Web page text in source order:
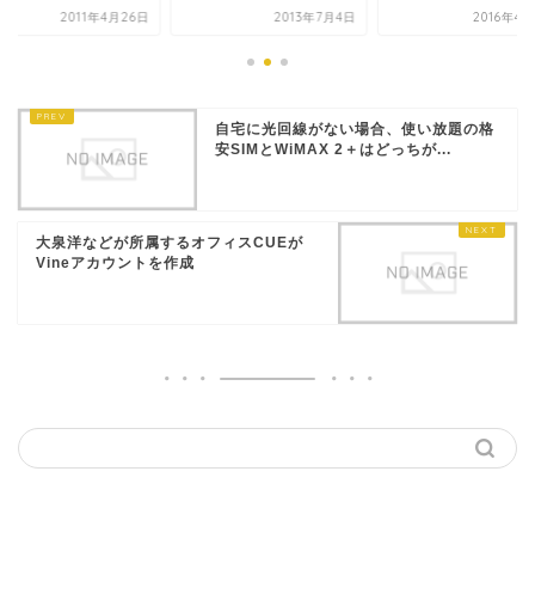
2011年4月26日 2013年7月4日 2016年4
自宅に光回線がない場合、使い放題の格
安SIMとWiMAX 2＋はどっちが...
大泉洋などが所属するオフィスCUEが
Vineアカウントを作成